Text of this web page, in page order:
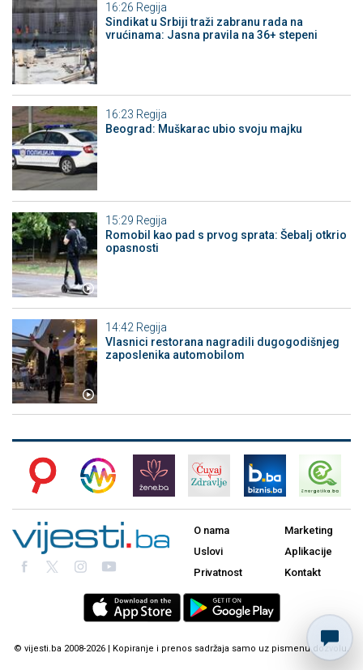
16:26 Regija
Sindikat u Srbiji traži zabranu rada na
vrućinama: Jasna pravila na 36+ stepeni
16:23 Regija
Beograd: Muškarac ubio svoju majku
15:29 Regija
Romobil kao pad s prvog sprata: Šebalj otkrio
opasnosti
14:42 Regija
Vlasnici restorana nagradili dugogodišnjeg
zaposlenika automobilom
O nama
Uslovi
Privatnost
Marketing
Aplikacije
Kontakt
© vijesti.ba 2008-2026 | Kopiranje i prenos sadržaja samo uz pismenu dozvolu.